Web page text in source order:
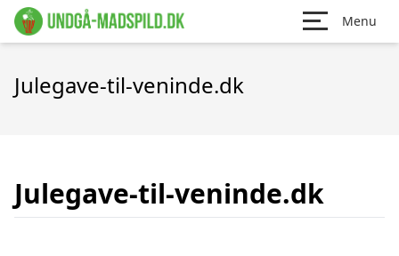
Menu
Julegave-til-veninde.dk
Julegave-til-veninde.dk